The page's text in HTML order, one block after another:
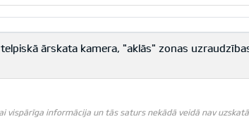
ārskata kamera, "aklās" zonas
informācija un tās saturs nekādā veidā nav